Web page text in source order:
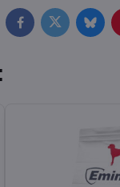
FacebookTwitter